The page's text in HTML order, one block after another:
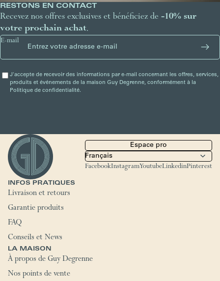
RESTONS EN CONTACT
Recevez nos offres exclusives et bénéficiez de -10% sur
votre prochain achat.
E-mail
J'accepte de recevoir des informations par e-mail concernant les offres, services,
produits et événements de la maison Guy Degrenne, conformément à la
Politique de confidentialité.
Espace pro
FacebookInstagramYoutubeLinkedinPinterest
INFOS PRATIQUES
Livraison et retours
Garantie produits
FAQ
Conseils et News
LA MAISON
À propos de Guy Degrenne
Nos points de vente